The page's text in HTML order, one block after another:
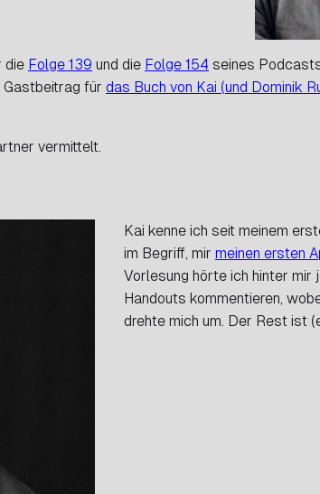
die Folge 139 und die Folge 154 seines
für das Buch von Kai (und Dominik
vermittelt.
Kai kenne ich seit meinem
im Begriff, mir meinen ersten
Vorlesung hörte ich hinter
Handouts kommentieren,
drehte mich um. Der Rest ist